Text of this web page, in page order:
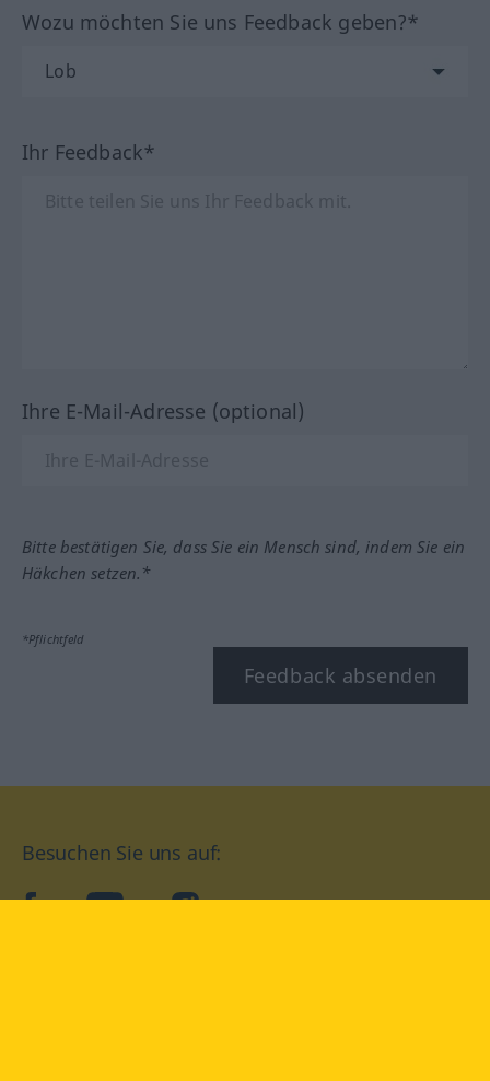
Wozu möchten Sie uns Feedback geben?*
Ihr Feedback*
Ihre E-Mail-Adresse (optional)
Bitte bestätigen Sie, dass Sie ein Mensch sind, indem Sie ein
Häkchen setzen.*
*Pflichtfeld
Feedback absenden
Besuchen Sie uns auf:
facebookYouTube Instagram